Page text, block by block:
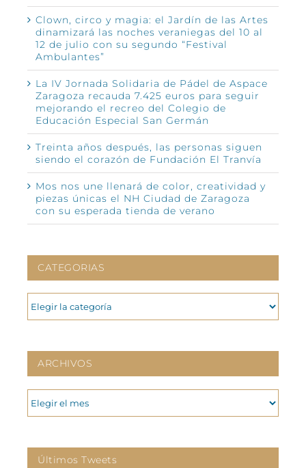
Clown, circo y magia: el Jardín de las Artes
dinamizará las noches veraniegas del 10 al
12 de julio con su segundo “Festival
Ambulantes”
La IV Jornada Solidaria de Pádel de Aspace
Zaragoza recauda 7.425 euros para seguir
mejorando el recreo del Colegio de
Educación Especial San Germán
Treinta años después, las personas siguen
siendo el corazón de Fundación El Tranvía
Mos nos une llenará de color, creatividad y
piezas únicas el NH Ciudad de Zaragoza
con su esperada tienda de verano
CATEGORIAS
CATEGORIAS
ARCHIVOS
ARCHIVOS
Últimos Tweets